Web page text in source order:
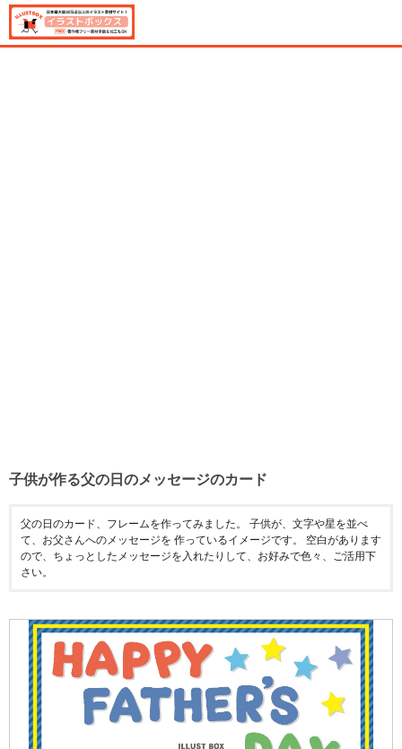
子供が作る父の日のメッセージのカード
父の日のカード、フレームを作ってみました。 子供が、文字や星を並べ
て、お父さんへのメッセージを 作っているイメージです。 空白があります
ので、ちょっとしたメッセージを入れたりして、お好みで色々、ご活用下
さい。